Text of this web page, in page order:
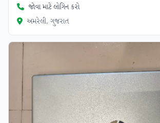
જોવા માટે લોગિન કરો
અમરેલી, ગુજરાત